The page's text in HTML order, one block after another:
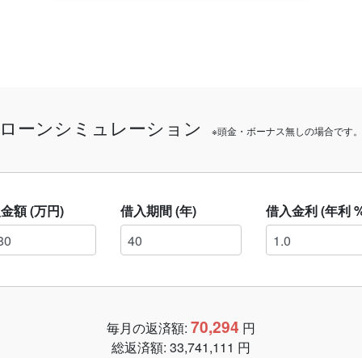
ローンシミュレーション ※頭金・ボーナス無しの場合です。
額 (万円) 借入期間 (年) 借入金利 (年利
毎月の返済額: 70,294 円
総返済額: 33,741,111 円